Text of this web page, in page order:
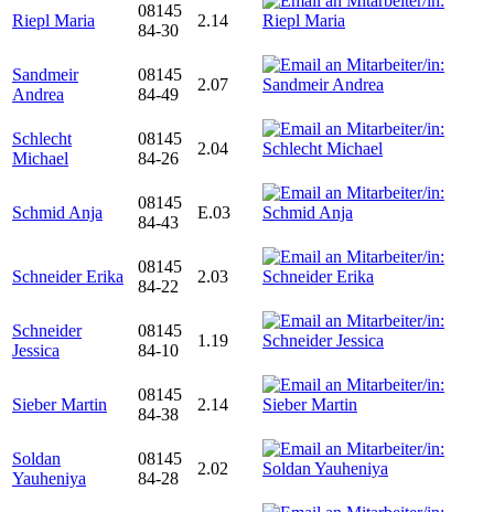
Riepl Maria
08145
84-30
2.14
Sandmeir
Andrea
08145
84-49
2.07
Schlecht
Michael
08145
84-26
2.04
Schmid Anja
08145
84-43
E.03
Schneider Erika
08145
84-22
2.03
Schneider
Jessica
08145
84-10
1.19
Sieber Martin
08145
84-38
2.14
Soldan
Yauheniya
08145
84-28
2.02